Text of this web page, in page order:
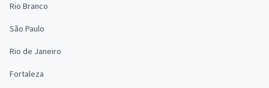
Rio Branco
São Paulo
Rio de Janeiro
Fortaleza